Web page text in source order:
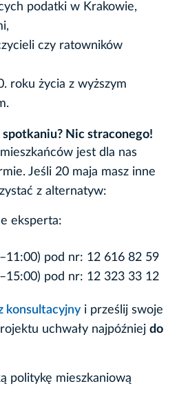
podatki w Krakowie,
czy ratowników
roku życia z wyższym
spotkaniu? Nic straconego!
jest dla nas
Jeśli 20 maja masz inne
z alternatyw:
eksperta:
pod nr: 12 616 82 59
pod nr: 12 323 33 12
konsultacyjny i prześlij swoje
uchwały najpóźniej do
politykę mieszkaniową